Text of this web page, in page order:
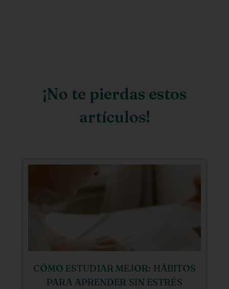
¡No te pierdas estos
artículos!
CÓMO ESTUDIAR MEJOR: HÁBITOS
PARA APRENDER SIN ESTRÉS